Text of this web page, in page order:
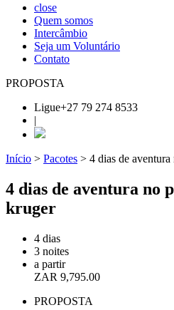
close
Quem somos
Intercâmbio
Seja um Voluntário
Contato
PROPOSTA
Ligue+27 79 274 8533
|
Início > Pacotes > 4 dias de
4 dias de aventura no
kruger
4 dias
3 noites
a partir
ZAR 9,795.00
PROPOSTA